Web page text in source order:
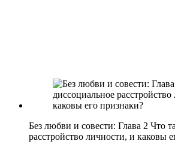
Без любви и совести: Глава 2 Что
расстройство личности, и каковы